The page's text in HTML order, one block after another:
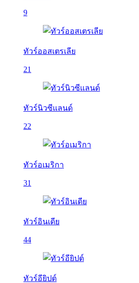
9
ทัวร์ออสเตรเลีย
21
ทัวร์นิวซีแลนด์
22
ทัวร์อเมริกา
31
ทัวร์อินเดีย
44
ทัวร์อียิปต์